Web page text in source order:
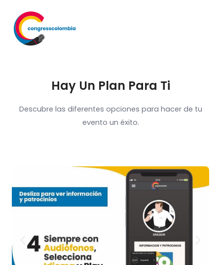
Hay Un Plan Para Ti
Descubre las diferentes opciones para hacer de tu
evento un éxito.